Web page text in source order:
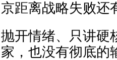
京距离战略失败还
抛开情绪、只讲硬
家，也没有彻底的